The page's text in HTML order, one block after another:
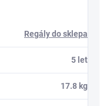
Regály do sklepa
5 let
17.8 kg